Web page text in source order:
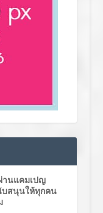
านแคมเปญ
บสนุนให้ทุกคน